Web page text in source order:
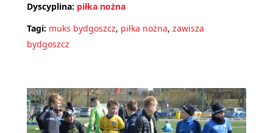
Dyscyplina: piłka nożna
Tagi: muks bydgoszcz, piłka nożna, zawisza
bydgoszcz